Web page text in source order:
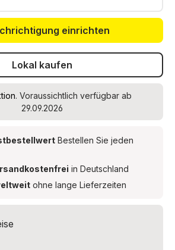
einrichten
Lokal kaufen
. Voraussichtlich verfügbar ab
29.09.2026
Bestellen Sie jeden
in Deutschland
ohne lange Lieferzeiten